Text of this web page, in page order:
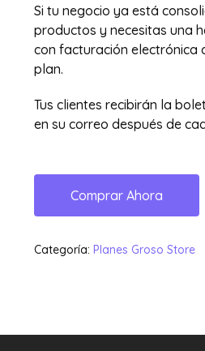
Si tu negocio ya está
productos y necesitas una
con facturación electrónica
plan.
Tus clientes recibirán la
en su correo después de
Comprar Ahora
Categoría: Planes Groso Store